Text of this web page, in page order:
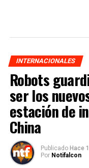
INTERNACIONALES
Robots
ser los
estación de
China
Publicado Hace
Por Notifalcon